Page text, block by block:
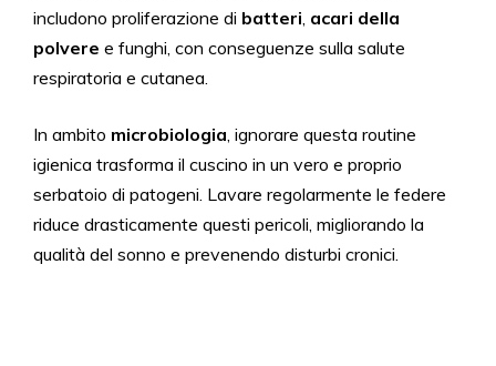
includono proliferazione di batteri, acari della
polvere e funghi, con conseguenze sulla salute
respiratoria e cutanea.
In ambito microbiologia, ignorare questa routine
igienica trasforma il cuscino in un vero e proprio
serbatoio di patogeni. Lavare regolarmente le federe
riduce drasticamente questi pericoli, migliorando la
qualità del sonno e prevenendo disturbi cronici.